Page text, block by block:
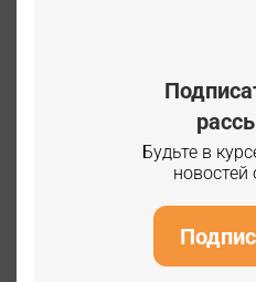
Будьте в
новостей